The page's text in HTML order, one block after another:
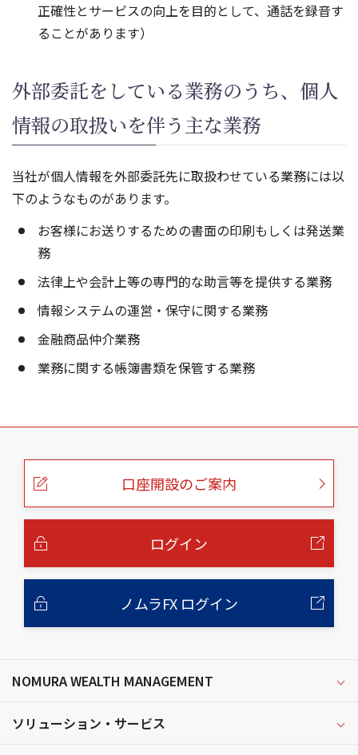
正確性とサービスの向上を目的として、通話を録音す
ることがあります）
外部委託をしている業務のうち、個人
情報の取扱いを伴う主な業務
当社が個人情報を外部委託先に取扱わせている業務には以
下のようなものがあります。
お客様にお送りするための書面の印刷もしくは発送業
務
法律上や会計上等の専門的な助言等を提供する業務
情報システムの運営・保守に関する業務
金融商品仲介業務
業務に関する帳簿書類を保管する業務
こ
口座開設のご案内
ログイン
ノムラFX ログイン
NOMURA WEALTH MANAGEMENT
ソリューション・サービス